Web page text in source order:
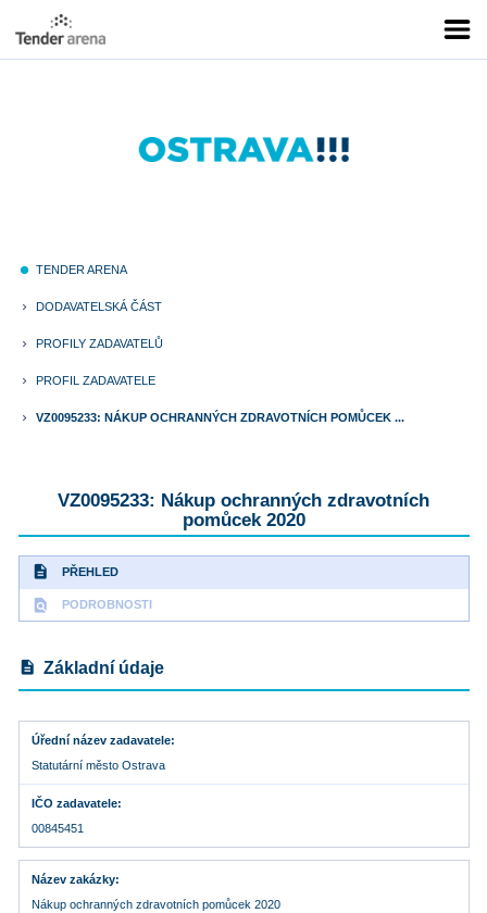
fiber_manual_record TENDER ARENA
keyboard_arrow_right DODAVATELSKÁ ČÁST
keyboard_arrow_right PROFILY ZADAVATELŮ
keyboard_arrow_right PROFIL ZADAVATELE
keyboard_arrow_right VZ0095233: NÁKUP OCHRANNÝCH ZDRAVOTNÍCH POMŮCEK ...
VZ0095233: Nákup ochranných zdravotních
pomůcek 2020
description PŘEHLED
find_in_page PODROBNOSTI
description Základní údaje
Úřední název zadavatele
Statutární město Ostrava
IČO zadavatele
00845451
Název zakázky
Nákup ochranných zdravotních pomůcek 2020